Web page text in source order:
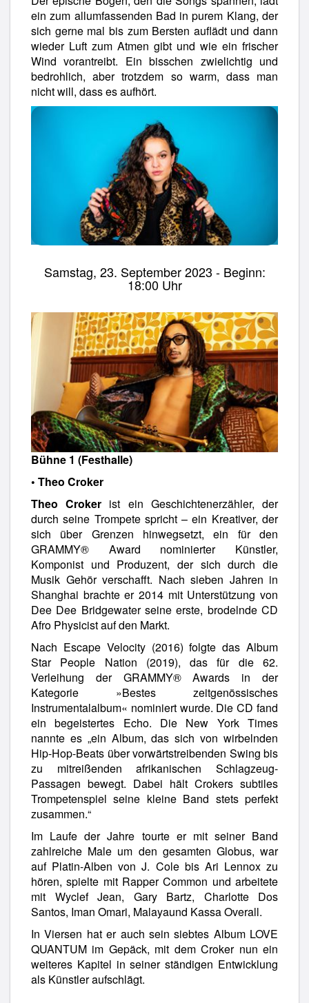
ein zum allumfassenden Bad in purem Klang, der
sich gerne mal bis zum Bersten auflädt und dann
wieder Luft zum Atmen gibt und wie ein frischer
Wind vorantreibt. Ein bisschen zwielichtig und
bedrohlich, aber trotzdem so warm, dass man
nicht will, dass es aufhört.
Samstag, 23. September 2023 - Beginn:
18:00 Uhr
Bühne 1 (Festhalle)
• Theo Croker
Theo Croker ist ein Geschichtenerzähler, der
durch seine Trompete spricht – ein Kreativer, der
sich über Grenzen hinwegsetzt, ein für den
GRAMMY® Award nominierter Künstler,
Komponist und Produzent, der sich durch die
Musik Gehör verschafft. Nach sieben Jahren in
Shanghai brachte er 2014 mit Unterstützung von
Dee Dee Bridgewater seine erste, brodelnde CD
Afro Physicist auf den Markt.
Nach Escape Velocity (2016) folgte das Album
Star People Nation (2019), das für die 62.
Verleihung der GRAMMY® Awards in der
Kategorie »Bestes zeitgenössisches
Instrumentalalbum« nominiert wurde. Die CD fand
ein begeistertes Echo. Die New York Times
nannte es „ein Album, das sich von wirbelnden
Hip-Hop-Beats über vorwärtstreibenden Swing bis
zu mitreißenden afrikanischen Schlagzeug-
Passagen bewegt. Dabei hält Crokers subtiles
Trompetenspiel seine kleine Band stets perfekt
zusammen.“
Im Laufe der Jahre tourte er mit seiner Band
zahlreiche Male um den gesamten Globus, war
auf Platin-Alben von J. Cole bis Ari Lennox zu
hören, spielte mit Rapper Common und arbeitete
mit Wyclef Jean, Gary Bartz, Charlotte Dos
Santos, Iman Omari, Malayaund Kassa Overall.
In Viersen hat er auch sein siebtes Album LOVE
QUANTUM im Gepäck, mit dem Croker nun ein
weiteres Kapitel in seiner ständigen Entwicklung
als Künstler aufschlägt.